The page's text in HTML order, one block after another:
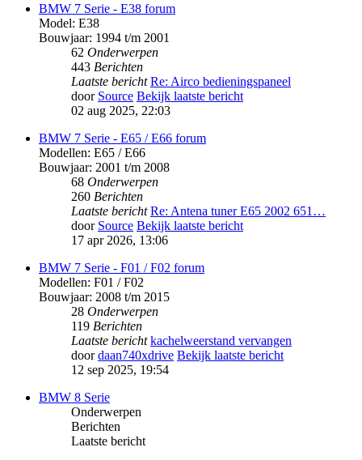
BMW 7 Serie - E38 forum
Model: E38
Bouwjaar: 1994 t/m 2001
62 Onderwerpen
443 Berichten
Laatste bericht Re: Airco bedieningspaneel
door Source Bekijk laatste bericht
02 aug 2025, 22:03
BMW 7 Serie - E65 / E66 forum
Modellen: E65 / E66
Bouwjaar: 2001 t/m 2008
68 Onderwerpen
260 Berichten
Laatste bericht Re: Antena tuner E65 2002 651…
door Source Bekijk laatste bericht
17 apr 2026, 13:06
BMW 7 Serie - F01 / F02 forum
Modellen: F01 / F02
Bouwjaar: 2008 t/m 2015
28 Onderwerpen
119 Berichten
Laatste bericht kachelweerstand vervangen
doordaan740xdrive Bekijk laatste bericht
12 sep 2025, 19:54
BMW 8 Serie
Onderwerpen
Berichten
Laatste bericht